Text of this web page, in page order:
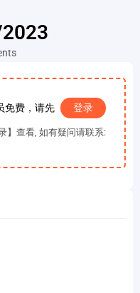
免费，请先 登录
】查看, 如有疑问请联系: